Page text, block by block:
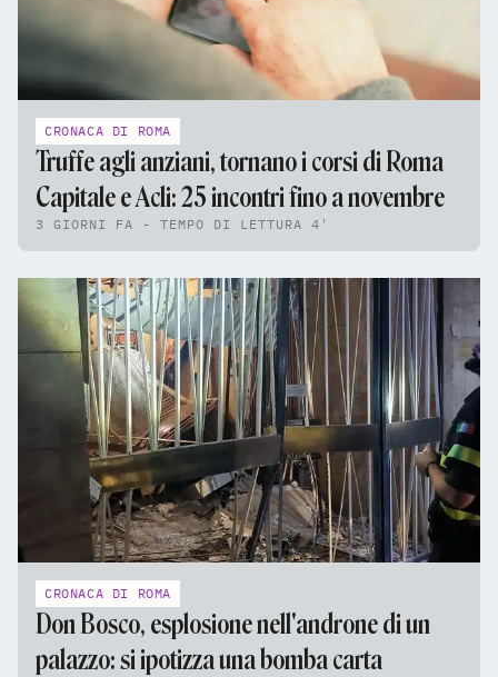
CRONACA DI ROMA
Truffe agli anziani, tornano i corsi di Roma
Capitale e Acli: 25 incontri fino a novembre
3 GIORNI FA - TEMPO DI LETTURA 4'
CRONACA DI ROMA
Don Bosco, esplosione nell'androne di un
palazzo: si ipotizza una bomba carta